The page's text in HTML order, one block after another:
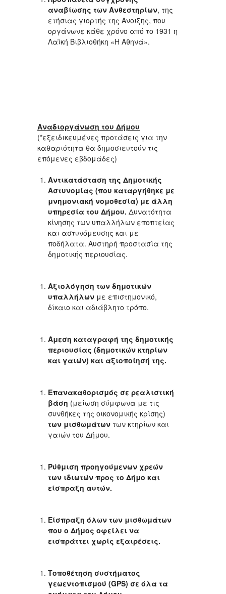
αναβίωσης των Ανθεστηρίων, της
ετήσιας γιορτής της Άνοιξης, που
οργάνωνε κάθε χρόνο από το 1931 η
Λαϊκή Βιβλιοθήκη «Η Αθηνά».
Αναδιοργάνωση του Δήμου
(*εξειδικευμένες προτάσεις για την
καθαριότητα θα δημοσιευτούν τις
επόμενες εβδομάδες)
Αντικατάσταση της Δημοτικής
Αστυνομίας (που καταργήθηκε με
μνημονιακή νομοθεσία) με άλλη
υπηρεσία του Δήμου. Δυνατότητα
κίνησης των υπαλλήλων εποπτείας
και αστυνόμευσης και με
ποδήλατα. Αυστηρή προστασία της
δημοτικής περιουσίας.
Αξιολόγηση των δημοτικών
υπαλλήλων με επιστημονικό,
δίκαιο και αδιάβλητο τρόπο.
Άμεση καταγραφή της δημοτικής
περιουσίας (δημοτικών κτηρίων
και γαιών) και αξιοποίησή της.
Επανακαθορισμός σε ρεαλιστική
βάση (μείωση σύμφωνα με τις
συνθήκες της οικονομικής κρίσης)
των μισθωμάτων των κτηρίων και
γαιών του Δήμου.
Ρύθμιση προηγούμενων χρεών
των ιδιωτών προς το Δήμο και
είσπραξη αυτών.
Είσπραξη όλων των μισθωμάτων
που ο Δήμος οφείλει να
εισπράττει χωρίς εξαιρέσεις.
Τοποθέτηση συστήματος
γεωεντοπισμού (GPS) σε όλα τα